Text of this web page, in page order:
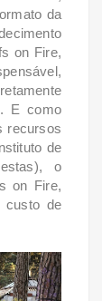
da
on Fire,
E como
recursos
de
o
on Fire,
custo de